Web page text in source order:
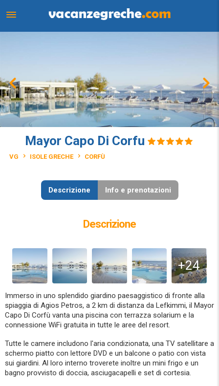
Mayor Capo Di Corfu
VG ISOLE GRECHE CORFÙ
Descrizione Info e prenotazioni
Descrizione
+24
Immerso in uno splendido giardino paesaggistico di fronte alla
spiaggia di Agios Petros, a 2 km di distanza da Lefkimmi, il Mayor
Capo Di Corfù vanta una piscina con terrazza solarium e la
connessione WiFi gratuita in tutte le aree del resort.
Tutte le camere includono l'aria condizionata, una TV satellitare a
schermo piatto con lettore DVD e un balcone o patio con vista
sui giardini. Al loro interno troverete inoltre un mini frigo e un
bagno provvisto di doccia, asciugacapelli e set di cortesia.